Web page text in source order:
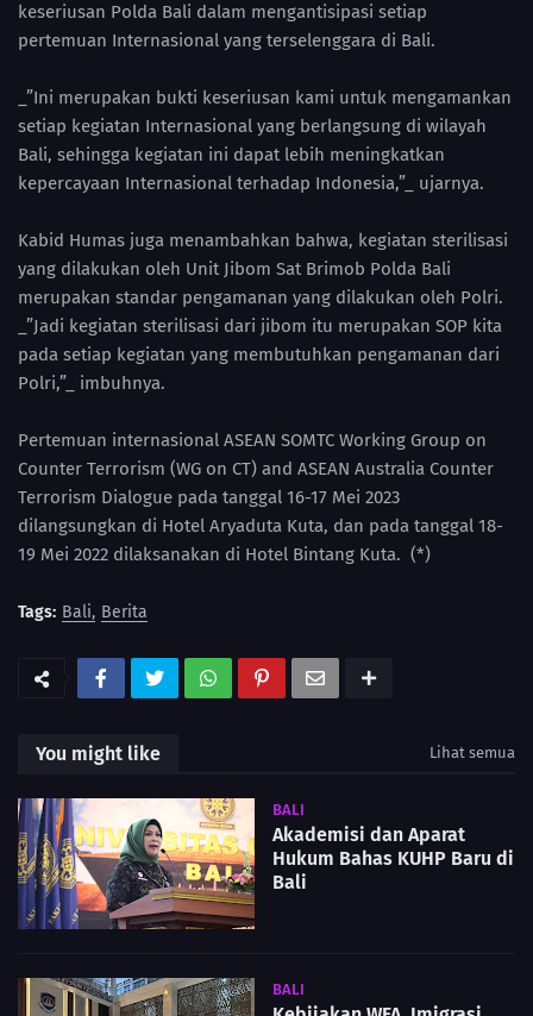
keseriusan Polda Bali dalam mengantisipasi setiap
pertemuan Internasional yang terselenggara di Bali.
_”Ini merupakan bukti keseriusan kami untuk mengamankan
setiap kegiatan Internasional yang berlangsung di wilayah
Bali, sehingga kegiatan ini dapat lebih meningkatkan
kepercayaan Internasional terhadap Indonesia,”_ ujarnya.
Kabid Humas juga menambahkan bahwa, kegiatan sterilisasi
yang dilakukan oleh Unit Jibom Sat Brimob Polda Bali
merupakan standar pengamanan yang dilakukan oleh Polri.
_”Jadi kegiatan sterilisasi dari jibom itu merupakan SOP kita
pada setiap kegiatan yang membutuhkan pengamanan dari
Polri,”_ imbuhnya.
Pertemuan internasional ASEAN SOMTC Working Group on
Counter Terrorism (WG on CT) and ASEAN Australia Counter
Terrorism Dialogue pada tanggal 16-17 Mei 2023
dilangsungkan di Hotel Aryaduta Kuta, dan pada tanggal 18-
19 Mei 2022 dilaksanakan di Hotel Bintang Kuta. (*)
Tags: Bali Berita
You might like Lihat semua
BALI
Akademisi dan Aparat
Hukum Bahas KUHP Baru di
Bali
BALI